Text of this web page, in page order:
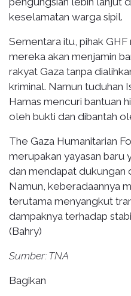
keselamatan warga sipil.
Sementara itu, pihak
mereka akan menjamin
rakyat Gaza tanpa
kriminal. Namun tuduhan
Hamas mencuri bantuan
oleh bukti dan dibantah
The Gaza Humanitarian
merupakan yayasan baru
dan mendapat dukungan
Namun, keberadaannya
terutama menyangkut
dampaknya terhadap
(Bahry)
Sumber: TNA
Bagikan